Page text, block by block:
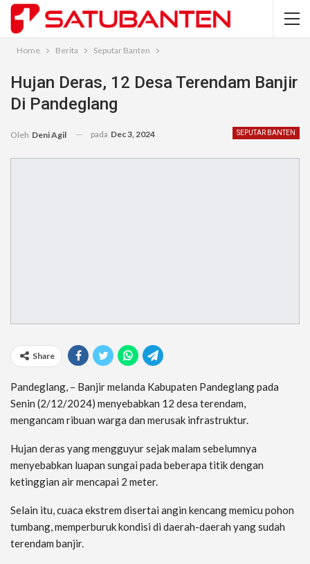
Home Berita Seputar Banten
Hujan Deras, 12 Desa Terendam Banjir
Di Pandeglang
SEPUTAR BANTEN
Oleh Deni Agil pada Dec 3, 2024
Share
Pandeglang, – Banjir melanda Kabupaten Pandeglang pada
Senin (2/12/2024) menyebabkan 12 desa terendam,
mengancam ribuan warga dan merusak infrastruktur.
Hujan deras yang mengguyur sejak malam sebelumnya
menyebabkan luapan sungai pada beberapa titik dengan
ketinggian air mencapai 2 meter.
Selain itu, cuaca ekstrem disertai angin kencang memicu pohon
tumbang, memperburuk kondisi di daerah-daerah yang sudah
terendam banjir.